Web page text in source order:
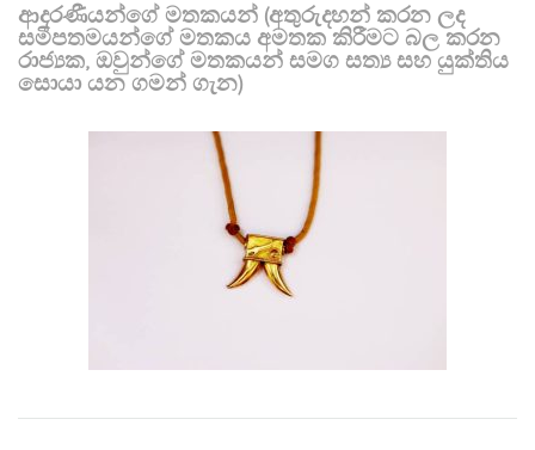
ආදරණීයන්ගේ මතකයන් (අතුරුදහන් කරන ලද
සමීපතමයන්ගේ මතකය අමතක කිරීමට බල කරන
රාජ්‍යක, ඔවුන්ගේ මතකයන් සමග සත්‍ය සහ යුක්තිය
සොයා යන ගමන් ගැන)